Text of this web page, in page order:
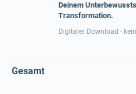
Deinem
Transformation.
Digitaler Download -
Gesamt